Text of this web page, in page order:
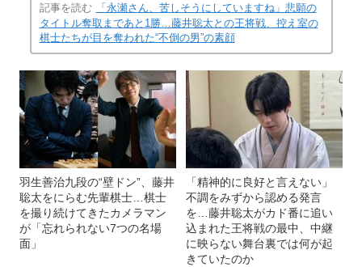
記事を読む
「永瀬さん、苦しそうにしていますね」悲願の
タイトル奪取まであと1勝…藤井聡太との王将戦、控え室の
棋士たちが目を奪われた“不倒の男”の素顔
羽生善治九段の“壁ドン”、藤井
聡太をにらむ先輩棋士…棋士
を撮り続けてきたカメラマン
が「忘れられない7つの名場
面」
「精神的に良好と言えない」
不調をみずから認める発言
を…藤井聡太がカド番に追い
込まれた王将戦の最中、中継
に映らない舞台裏では何が起
きていたのか